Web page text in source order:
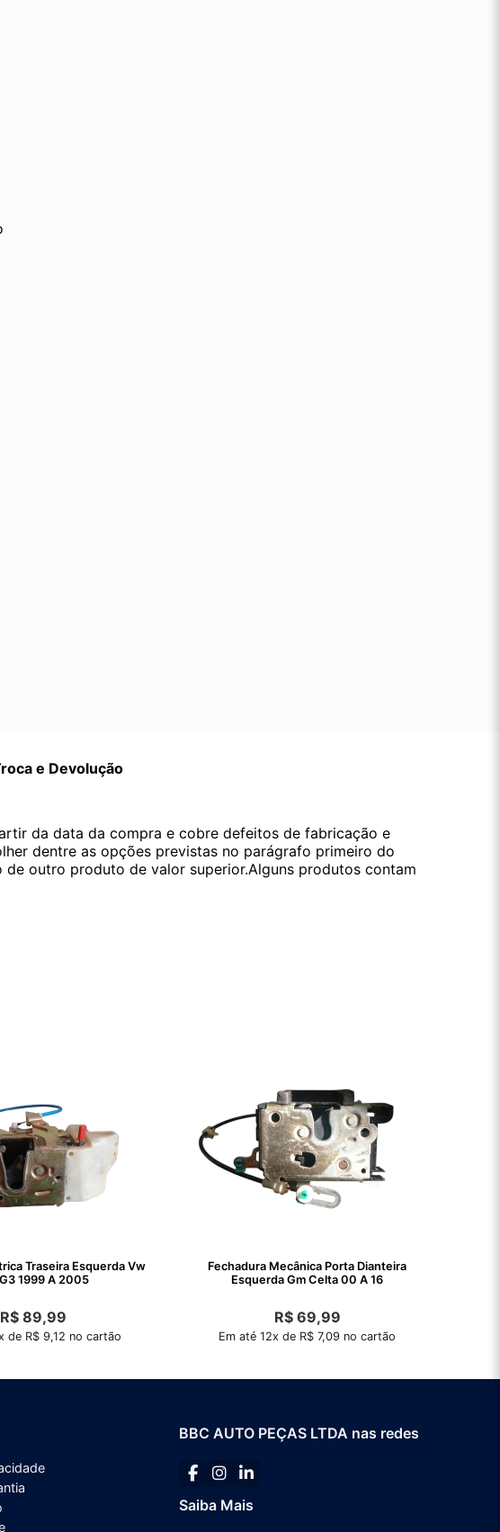
e Devolução
da data da compra e cobre defeitos de fabricação e
dentre as opções previstas no parágrafo primeiro do
outro produto de valor superior.Alguns produtos contam
Traseira Esquerda Vw
1999 A 2005
R$89,99
de R$ 9,12 no cartão
Fechadura Mecânica Porta Dianteira
Esquerda Gm Celta 00 A 16
R$69,99
Em até 12x de R$ 7,09 no cartão
BBC AUTO PEÇAS LTDA nas redes
Saiba Mais